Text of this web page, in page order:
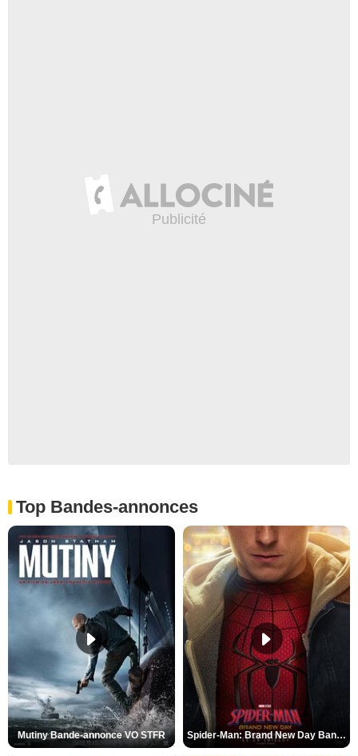
Top Bandes-annonces
Mutiny Bande-annonce VO STFR Spider-Man: Brand New Day Bande-annonce VO STFR